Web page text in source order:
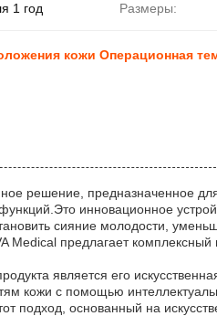
1 год Размеры:
кожи Операционная
решение, предназначенное
инновационное
сияние молодости,
предлагает комплексный
является его
кожи с помощью
подход, основанный на